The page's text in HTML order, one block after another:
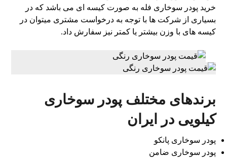
خرید پودر سوخاری فله به صورت کیسه ای می باشد که در
بسیاری از شرکت ها با توجه به درخواست مشتری میتوان در
کیسه های با وزن بیشتر یا کمتر نیز سفارش داد.
برندهای مختلف پودر سوخاری
کیلویی در ایران
پودر سوخاری پانکو
پودر سوخاری ضامن